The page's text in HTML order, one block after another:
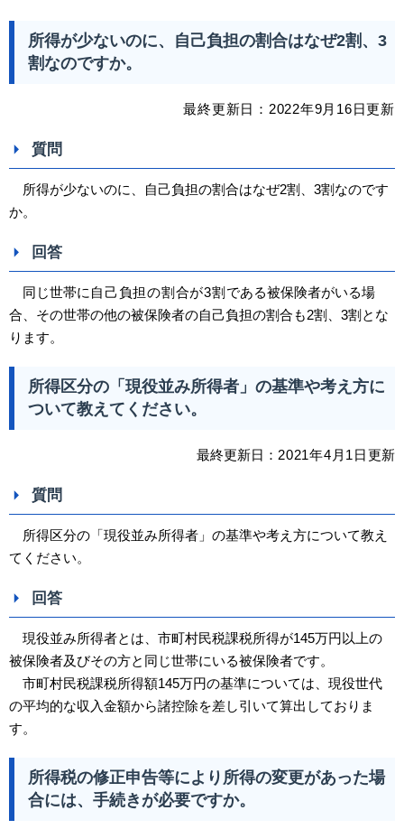
所得が少ないのに、自己負担の割合はなぜ2割、3
割なのですか。
最終更新日： 2022年9月16日更新
質問
所得が少ないのに、自己負担の割合はなぜ2割、3割なのです
か。
回答
同じ世帯に 自己負担の割合が3割 である被保険者がいる場
合、その世帯の他の被保険者の自己負担の割合も2割、3割とな
ります。
所得区分の「現役並み所得者」の基準や考え方に
ついて教えてください。
最終更新日： 2021年4 月1日更新
質問
所得区分の「現役並み所得者」の基準や考え方について教え
てください。
回答
現役並み所得者とは、市町村民税課税所得が145万円以上の
被保険者及びその方と同じ世帯にいる被保険者です。
市町村民税課税所得額145万円の基準については、現役世代
の平均的な収入金額から諸控除を差し引いて算出しておりま
す。
所得税の修正申告等により所得の変更があった場
合には、手続きが必要ですか。